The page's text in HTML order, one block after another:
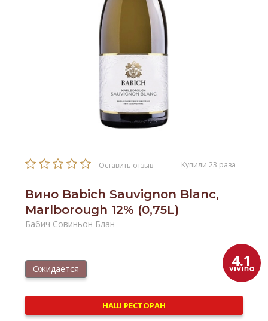
Оставить отзыв Купили 23 раза
Вино Babich Sauvignon Blanc,
Marlborough 12% (0,75L)
Бабич Совиньон Блан
4.1
Ожидается
НАШ РЕСТОРАН